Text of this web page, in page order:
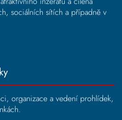
sociálních sítích a případně v
organizace a vedení prohlídek,